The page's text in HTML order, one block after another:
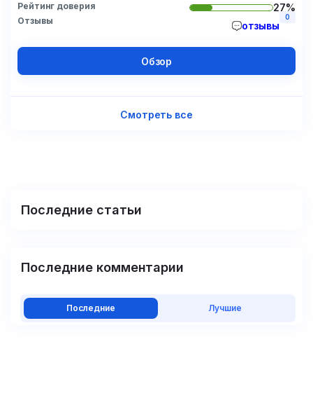
Рейтинг доверия 27%
Отзывы отзывы
0
Обзор
Смотреть все
Последние статьи
Последние комментарии
Последние Лучшие